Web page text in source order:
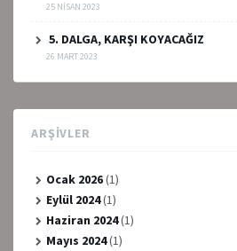
25 NISAN 2023
5. DALGA, KARŞI KOYACAĞIZ
26 MART 2023
ARŞIVLER
Ocak 2026(1)
Eylül 2024(1)
Haziran 2024(1)
Mayıs 2024(1)